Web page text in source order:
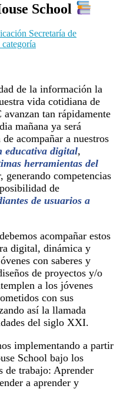
School
Secretaría de
categoría
de la información la
vida cotidiana de
tan rápidamente
mañana ya será
acompañar a nuestros
educativa digital,
herramientas del
generando competencias
de
de usuarios a
acompañar estos
digital, dinámica y
con saberes y
de proyectos y/o
a los jóvenes
con sus
así la llamada
del siglo XXI.
implementando a partir
School bajo los
de trabajo: Aprender
a aprender y